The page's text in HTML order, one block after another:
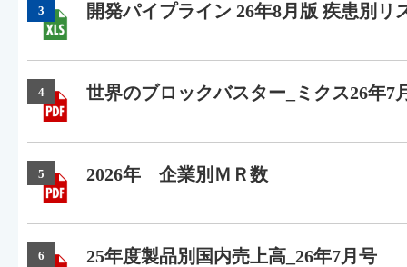
3 開発パイプライン 26年8月版 疾患別リ
4 世界のブロックバスター_ミクス26年7
5 2026年 企業別ＭＲ数
6 25年度製品別国内売上高_26年7月号